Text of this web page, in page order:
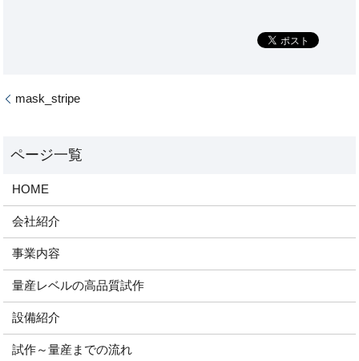
mask_stripe
HOME
会社紹介
事業内容
量産レベルの高品質試作
設備紹介
試作～量産までの流れ